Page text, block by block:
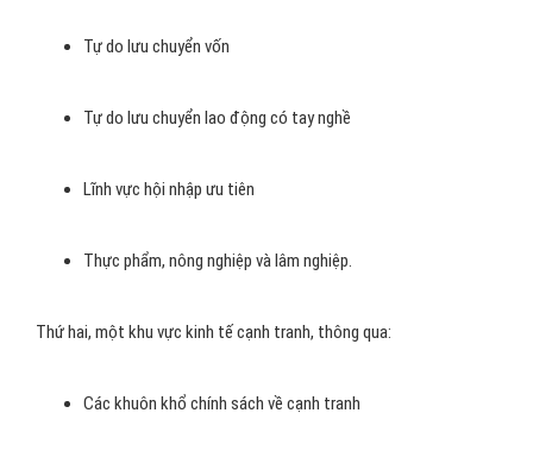
Tự do lưu chuyển vốn
Tự do lưu chuyển lao động có tay nghề
Lĩnh vực hội nhập ưu tiên
Thực phẩm, nông nghiệp và lâm nghiệp.
Thứ hai, một khu vực kinh tế cạnh tranh, thông qua:
Các khuôn khổ chính sách về cạnh tranh